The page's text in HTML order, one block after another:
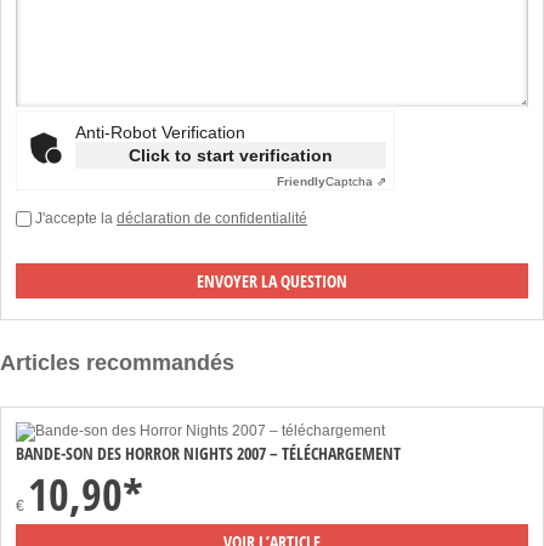
Anti-Robot Verification
Click to start verification
FriendlyCaptcha ⇗
J'accepte la déclaration de confidentialité
Articles recommandés
BANDE-SON DES HORROR NIGHTS 2007 – TÉLÉCHARGEMENT
€ 10,90*